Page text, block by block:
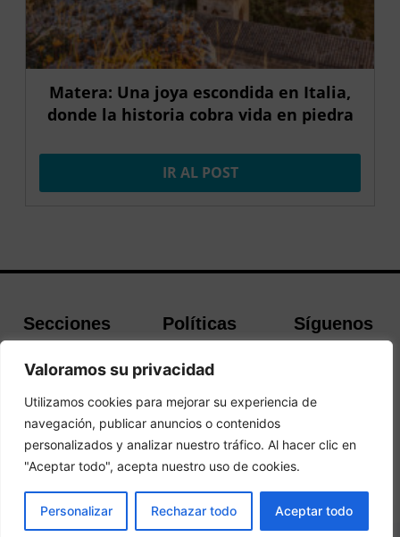
Valoramos su privacidad
Utilizamos cookies para mejorar su experiencia de
navegación, publicar anuncios o contenidos
personalizados y analizar nuestro tráfico. Al hacer clic en
"Aceptar todo", acepta nuestro uso de cookies.
Personalizar Rechazar todo Aceptar todo
RESERVAR
Matera: Una joya escondida en Italia,
donde la historia cobra vida en piedra
IR AL POST
Secciones
Buscador de
Hoteles
Guías de Viajes
Políticas
cookies
Aviso Legal
Política de
Privacidad
Síguenos
Twitter